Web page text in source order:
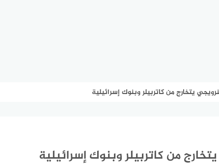
يتخارج من كاتربيلر وبنوك إسرائيلية
من كاتربيلر وبنوك إسرائيلية